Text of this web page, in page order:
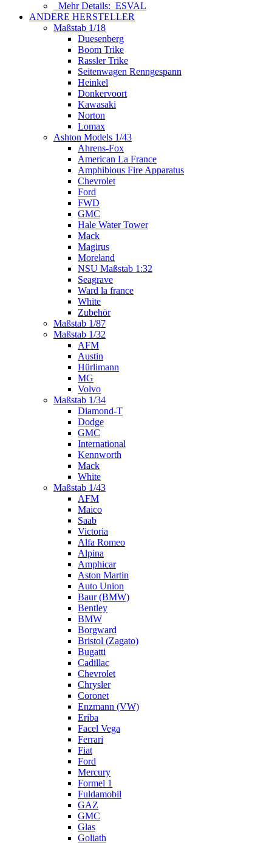
Mehr Details: ESVAL
ANDERE HERSTELLER
Maßstab 1/18
Duesenberg
Boom Trike
Rassler Trike
Seitenwagen Renngespann
Heinkel
Donkervoort
Kawasaki
Norton
Lomax
Ashton Models 1/43
Ahrens-Fox
American La France
Amphibious Fire Apparatus
Chevrolet
Ford
FWD
GMC
Hale Water Tower
Mack
Magirus
Moreland
NSU Maßstab 1:32
Seagrave
Ward la france
White
Zubehör
Maßstab 1/87
Maßstab 1/32
AFM
Austin
Hürlimann
MG
Volvo
Maßstab 1/34
Diamond-T
Dodge
GMC
International
Kennworth
Mack
White
Maßstab 1/43
AFM
Maico
Saab
Victoria
Alfa Romeo
Alpina
Amphicar
Aston Martin
Auto Union
Baur (BMW)
Bentley
BMW
Borgward
Bristol (Zagato)
Bugatti
Cadillac
Chevrolet
Chrysler
Coronet
Enzmann (VW)
Eriba
Facel Vega
Ferrari
Fiat
Ford
Mercury
Formel 1
Fuldamobil
GAZ
GMC
Glas
Goliath